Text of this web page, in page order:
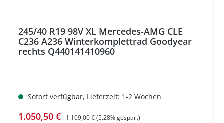
245/40 R19 98V XL Mercedes-AMG CLE
C236 A236 Winterkomplettrad Goodyear
rechts Q440141410960
Sofort verfügbar, Lieferzeit: 1-2 Wochen
Verkaufspreis:
1.050,50 € Regulärer Preis:
1.109,00 €(5.28% gespart)